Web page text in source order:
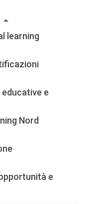
learning
e
Nord
e